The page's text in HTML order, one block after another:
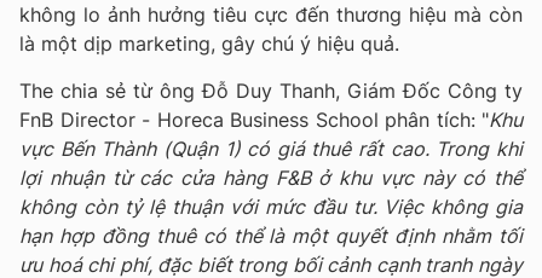
không lo ảnh hưởng tiêu cực đến thương hiệu mà còn
là một dịp marketing, gây chú ý hiệu quả.
The chia sẻ từ ông Đỗ Duy Thanh, Giám Đốc Công ty
FnB Director - Horeca Business School phân tích: "Khu
vực Bến Thành (Quận 1) có giá thuê rất cao. Trong khi
lợi nhuận từ các cửa hàng F&B ở khu vực này có thể
không còn tỷ lệ thuận với mức đầu tư. Việc không gia
hạn hợp đồng thuê có thể là một quyết định nhằm tối
ưu hoá chi phí, đặc biết trong bối cảnh cạnh tranh ngày